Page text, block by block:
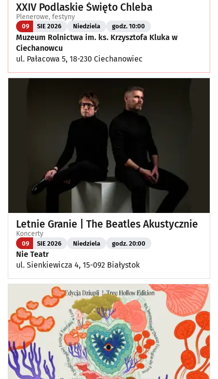
XXIV Podlaskie Święto Chleba
Plenerowe, festyny
09 SIE 2026 Niedziela godz. 10:00
Muzeum Rolnictwa im. ks. Krzysztofa Kluka w
Ciechanowcu
ul. Pałacowa 5, 18-230 Ciechanowiec
Letnie Granie | The Beatles Akustycznie
Koncerty
09 SIE 2026 Niedziela godz. 20:00
Nie Teatr
ul. Sienkiewicza 4, 15-092 Białystok